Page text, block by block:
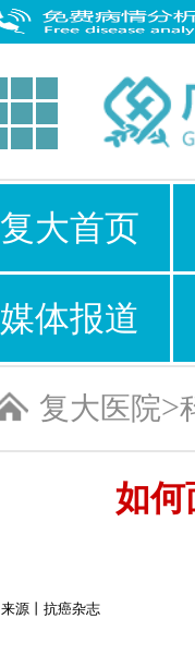
复大首页
媒体报道
复大医院>
如何
来源丨抗癌杂志